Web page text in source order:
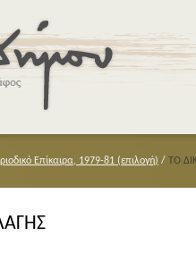
Επίκαιρα, 1979-81 (επιλογή) / ΤΟ